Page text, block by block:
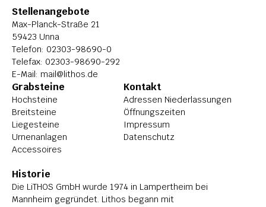
STELLENANGEBOTE
Stellenangebote
Max-Planck-Straße 21
59423 Unna
Telefon: 02303-98690-0
Telefax: 02303-98690-292
E-Mail: mail@lithos.de
Grabsteine
Hochsteine
Breitsteine
Liegesteine
Urnenanlagen
Accessoires
Kontakt
Adressen Niederlassungen
Öffnungszeiten
Impressum
Datenschutz
Historie
Die LiTHOS GmbH wurde 1974 in Lampertheim bei
Mannheim gegründet. Lithos begann mit